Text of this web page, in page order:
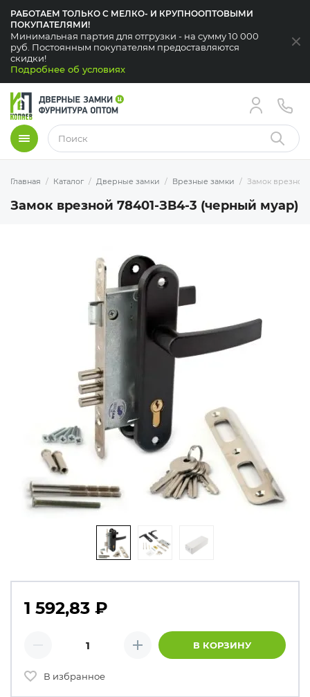
РАБОТАЕМ ТОЛЬКО С МЕЛКО- И КРУПНООПТОВЫМИ
ПОКУПАТЕЛЯМИ!
Минимальная партия для отгрузки - на сумму 10 000
руб. Постоянным покупателям предоставляются
скидки!
Подробнее об условиях
Меню Найти
Главная Каталог Дверные замки Врезные замки Замок
Замок врезной 78401-ЗВ4-3 (черный муар)
1 592,83 ₽
Плюс В КОРЗИНУ
В избранное